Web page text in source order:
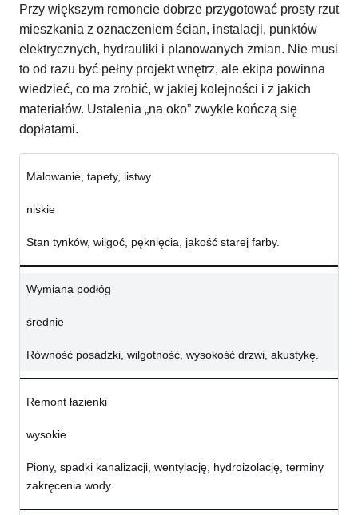
Przy większym remoncie dobrze przygotować prosty rzut
mieszkania z oznaczeniem ścian, instalacji, punktów
elektrycznych, hydrauliki i planowanych zmian. Nie musi
to od razu być pełny projekt wnętrz, ale ekipa powinna
wiedzieć, co ma zrobić, w jakiej kolejności i z jakich
materiałów. Ustalenia „na oko” zwykle kończą się
dopłatami.
Malowanie, tapety, listwy
niskie
Stan tynków, wilgoć, pęknięcia, jakość starej farby.
Wymiana podłóg
średnie
Równość posadzki, wilgotność, wysokość drzwi, akustykę.
Remont łazienki
wysokie
Piony, spadki kanalizacji, wentylację, hydroizolację, terminy
zakręcenia wody.